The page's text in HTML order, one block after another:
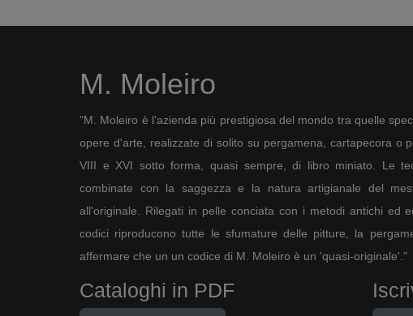
M. Moleiro
"M. Moleiro è l'azienda più prestigiosa del mondo tra quelle
opere d'arte, realizzate di solito su pergamena, cartapecora o
VIII e XVI sotto forma, quasi sempre, di libro miniato. Le
combinate con la saggezza e la natura artigianale del
all'originale. Rilegati in pelle conciata con i metodi antichi ed
codici riproducono tutte le sfumature delle pitture, la
affermare che un un codice di M. Moleiro è un 'quasi-originale'."
Cataloghi in PDF